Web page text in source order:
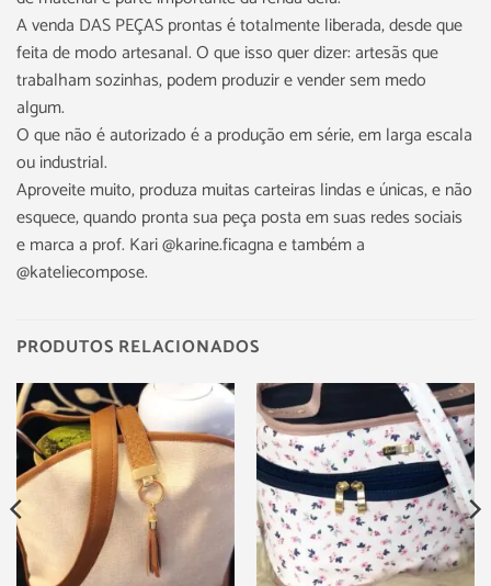
A venda DAS PEÇAS prontas é totalmente liberada, desde que
feita de modo artesanal. O que isso quer dizer: artesãs que
trabalham sozinhas, podem produzir e vender sem medo
algum.
O que não é autorizado é a produção em série, em larga escala
ou industrial.
Aproveite muito, produza muitas carteiras lindas e únicas, e não
esquece, quando pronta sua peça posta em suas redes sociais
e marca a prof. Kari @karine.ficagna e também a
@kateliecompose.
PRODUTOS RELACIONADOS